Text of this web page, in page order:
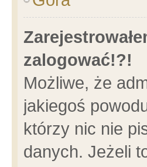
zalogować!?!
Możliwe, że
jakiegoś
którzy nic nie
danych. Jeżeli